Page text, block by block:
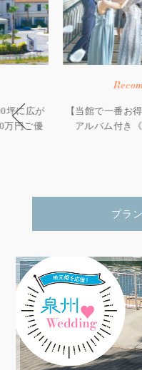
坪に広が
万円ご優
【当館で一番お
アルバム付き
プラ